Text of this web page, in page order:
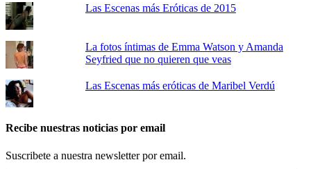
Las Escenas más Eróticas de 2015
La fotos íntimas de Emma Watson y Amanda
Seyfried que no quieren que veas
Las Escenas más eróticas de Maribel Verdú
Recibe nuestras noticias por email
Suscribete a nuestra newsletter por email.